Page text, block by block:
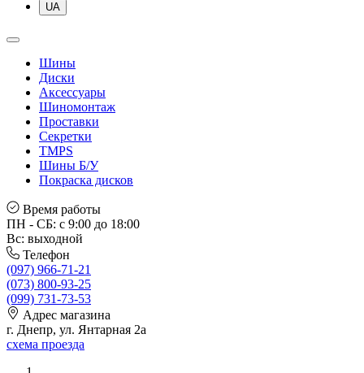
UA
Шины
Диски
Аксессуары
Шиномонтаж
Проставки
Секретки
TMPS
Шины Б/У
Покраска дисков
Время работы
ПН - СБ: с 9:00 до 18:00
Вс: выходной
Телефон
(097) 966-71-21
(073) 800-93-25
(099) 731-73-53
Адрес магазина
г. Днепр, ул. Янтарная 2а
схема проезда